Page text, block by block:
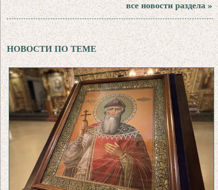
все новости раздела »
НОВОСТИ ПО ТЕМЕ